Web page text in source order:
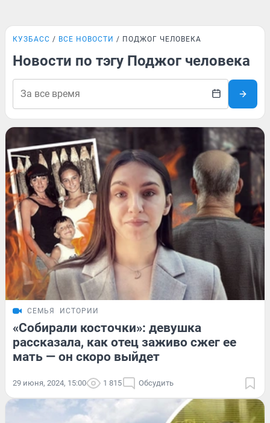
КУЗБАСС ВСЕ НОВОСТИ ПОДЖОГ ЧЕЛОВЕКА
Новости по тэгу Поджог человека
СЕМЬЯ ИСТОРИИ
«Собирали косточки»: девушка
рассказала, как отец заживо сжег ее
мать — он скоро выйдет
29 июня, 2024, 15:00 1 815 Обсудить